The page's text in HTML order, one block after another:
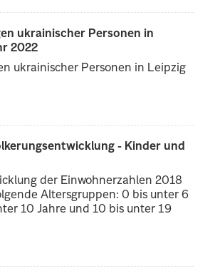
ukrainischer Personen in
2022
ukrainischer Personen in Leipzig
- Kinder und
der Einwohnerzahlen 2018
Altersgruppen: 0 bis unter 6
10 Jahre und 10 bis unter 19